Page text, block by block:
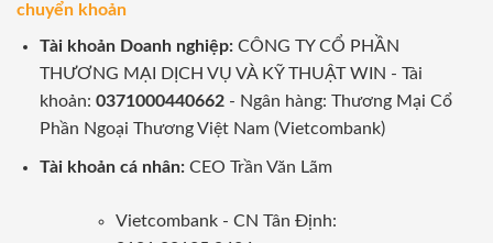
chuyển khoản
Tài khoản Doanh nghiệp:CÔNG TY CỔ PHẦN
THƯƠNG MẠI DỊCH VỤ VÀ KỸ THUẬT WIN - Tài
khoản: 0371000440662- Ngân hàng: Thương Mại Cổ
Phần Ngoại Thương Việt Nam (Vietcombank)
Tài khoản cá nhân: CEO Trần Văn Lãm
Vietcombank - CN Tân Định: